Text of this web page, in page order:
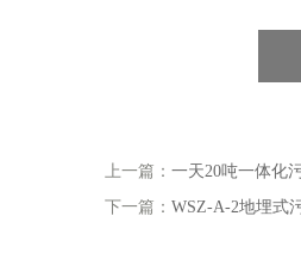
上一篇： 一天20吨一体化
下一篇： WSZ-A-2地埋式